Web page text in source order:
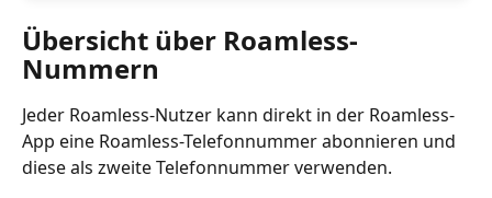
Übersicht über Roamless-
Nummern
Jeder Roamless-Nutzer kann direkt in der Roamless-
App eine Roamless-Telefonnummer abonnieren und
diese als zweite Telefonnummer verwenden.